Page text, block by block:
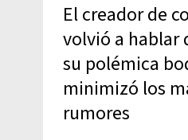
El creador de
volvió a hablar
su polémica
minimizó los
rumores